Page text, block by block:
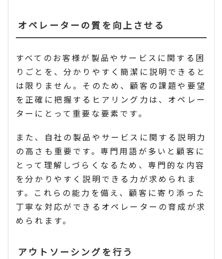
オペレーターの質を向上させる
すべてのお客様が製品やサービスに関する困
りごとを、分かりやすく簡潔に説明できると
は限りません。そのため、顧客の課題や要望
を正確に把握するヒアリング力は、オペレー
ターにとって重要な要素です。
また、自社の製品やサービスに関する説明力
の高さも重要です。専門用語が多いと顧客に
とって理解しづらくなるため、専門的な内容
を分かりやすく説明できる力が求められま
す。これらの能力を備え、顧客に寄り添った
丁寧な対応ができるオペレーターの育成が求
められます。
アウトソーシングを行う